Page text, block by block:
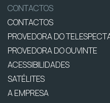
CONTACTOS
CONTACTOS
PROVEDORA DO
PROVEDORA DO OUVINTE
ACESSIBILIDADES
SATÉLITES
A EMPRESA